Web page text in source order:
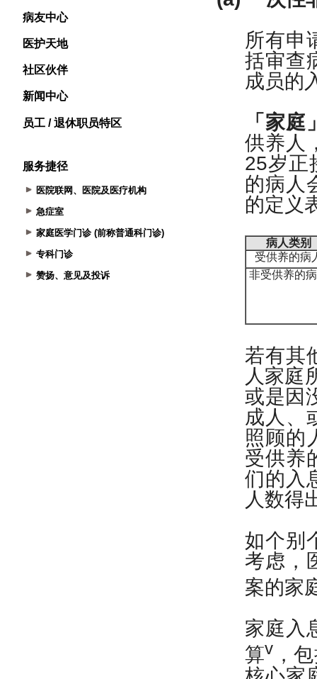
病友中心
医护天地
社区伙伴
新闻中心
员工 / 退休职员特区
服务捷径
医院联网、医院及医疗机构
急症室
家庭医学门诊 (前称普通科门诊)
专科门诊
赞扬、意见及投诉